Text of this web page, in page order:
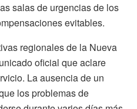
salas de urgencias de los
evitables.
regionales de la Nueva
oficial que aclare
La ausencia de un
los problemas de